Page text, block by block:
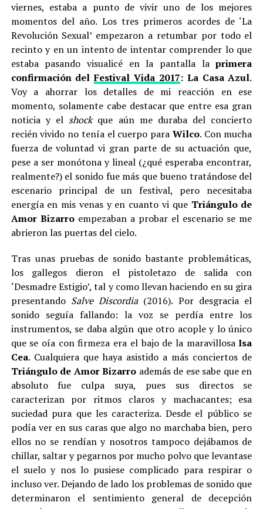
viernes, estaba a punto de vivir uno de los mejores
momentos del año. Los tres primeros acordes de ‘La
Revolución Sexual’ empezaron a retumbar por todo el
recinto y en un intento de intentar comprender lo que
estaba pasando visualicé en la pantalla laprimera
confirmación delFestival Vida 2017: La Casa Azul.
Voy a ahorrar los detalles de mi reacción en ese
momento, solamente cabe destacar que entre esa gran
noticia y el shockque aún me duraba del concierto
recién vivido no tenía el cuerpo para Wilco. Con mucha
fuerza de voluntad vi gran parte de su actuación que,
pese a ser monótona y lineal (¿qué esperaba encontrar,
realmente?) el sonido fue más que bueno tratándose del
escenario principal de un festival, pero necesitaba
energía en mis venas y en cuanto vi que Triángulo de
Amor Bizarroempezaban a probar el escenario se me
abrieron las puertas del cielo.
Tras unas pruebas de sonido bastante problemáticas,
los gallegos dieron el pistoletazo de salida con
‘Desmadre Estigio’, tal y como llevan haciendo en su gira
presentando Salve Discordia(2016). Por desgracia el
sonido seguía fallando: la voz se perdía entre los
instrumentos, se daba algún que otro acople y lo único
que se oía con firmeza era el bajo de la maravillosaIsa
Cea. Cualquiera que haya asistido a más conciertos de
Triángulo de Amor Bizarro además de ese sabe que en
absoluto fue culpa suya, pues sus directos se
caracterizan por ritmos claros y machacantes; esa
suciedad pura que les caracteriza. Desde el público se
podía ver en sus caras que algo no marchaba bien, pero
ellos no se rendían y nosotros tampoco dejábamos de
chillar, saltar y pegarnos por mucho polvo que levantase
el suelo y nos lo pusiese complicado para respirar o
incluso ver. Dejando de lado los problemas de sonido que
determinaron el sentimiento general de decepción